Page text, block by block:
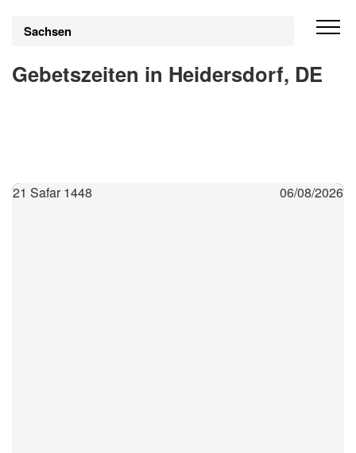
Sachsen
Gebetszeiten in Heidersdorf, DE
21 Safar 1448 06/08/2026